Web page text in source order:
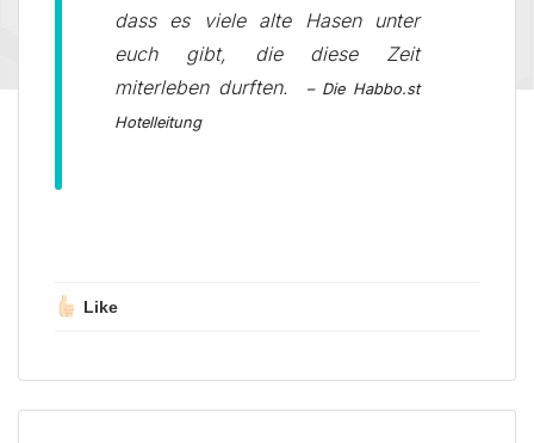
dass es viele alte Hasen unter
euch gibt, die diese Zeit
miterleben durften.
– Die Habbo.st
Hotelleitung
Like